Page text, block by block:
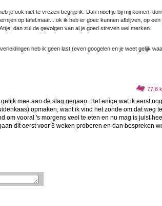
je ook niet te vrezen begrijp ik. Dan moet je bij mij komen,
op tafel.maar....ok ik heb er goec kunnen afblijven, op een
dan zul de gevolgen van al je goed streven wel merken.
heb ik geen last (even googelen en je weet gelijk
77,6
mee aan de slag gegaan. Het enige wat ik eerst
opmaken, want ik vind het zonde om dat weg
om vooral 's morgens veel te eten en nu mag is juist
dit eerst voor 3 weken proberen en dan bespreken